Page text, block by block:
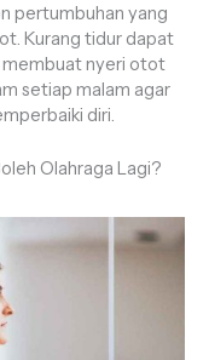
pertumbuhan yang
Kurang tidur dapat
membuat nyeri otot
setiap malam agar
diri.
Olahraga Lagi?